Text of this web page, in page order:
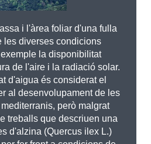
i l'àrea foliar d'una fulla
les diverses condicions
la disponibilitat
de l'aire i la radiació solar.
d'aigua és considerat el
al desenvolupament de les
però malgrat
treballs que descriuen una
d'alzina (Quercus ilex L.)